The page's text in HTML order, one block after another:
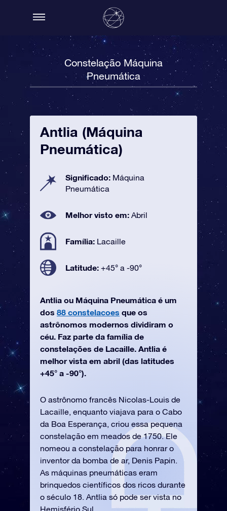
Constelação Máquina
Pneumática
Antlia (Máquina
Pneumática)
Significado: Máquina
Pneumática
Melhor visto em: Abril
Família: Lacaille
Latitude: +45° a -90°
Antlia ou Máquina Pneumática é um
dos 88 constelacoes que os
astrônomos modernos dividiram o
céu. Faz parte da família de
constelações de Lacaille. Antlia é
melhor vista em abril (das latitudes
+45° a -90°).
O astrônomo francês Nicolas-Louis de
Lacaille, enquanto viajava para o Cabo
da Boa Esperança, criou essa pequena
constelação em meados de 1750. Ele
nomeou a constelação para honrar o
inventor da bomba de ar, Denis Papin.
As máquinas pneumáticas eram
brinquedos científicos dos ricos durante
o século 18. Antlia só pode ser vista no
Hemisfério Sul.